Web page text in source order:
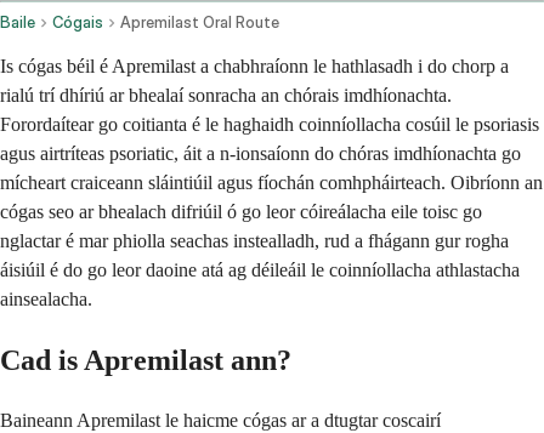
Baile Cógais Apremilast Oral Route
Is cógas béil é Apremilast a chabhraíonn le hathlasadh i do chorp a
rialú trí dhíriú ar bhealaí sonracha an chórais imdhíonachta.
Forordaítear go coitianta é le haghaidh coinníollacha cosúil le psoriasis
agus airtríteas psoriatic, áit a n-ionsaíonn do chóras imdhíonachta go
mícheart craiceann sláintiúil agus fíochán comhpháirteach. Oibríonn an
cógas seo ar bhealach difriúil ó go leor cóireálacha eile toisc go
nglactar é mar phiolla seachas instealladh, rud a fhágann gur rogha
áisiúil é do go leor daoine atá ag déileáil le coinníollacha athlastacha
ainsealacha.
Cad is Apremilast ann?
Baineann Apremilast le haicme cógas ar a dtugtar coscairí